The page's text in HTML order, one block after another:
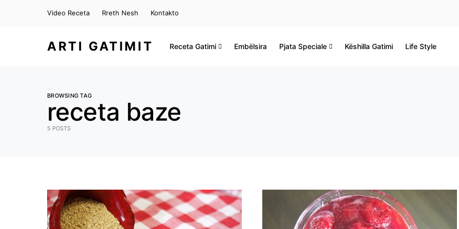
Video Receta Rreth Nesh Kontakto
ARTI GATIMIT Receta Gatimi Embëlsira Pjata Speciale Këshilla Gatimi Life Style
BROWSING TAG
receta baze
5 POSTS